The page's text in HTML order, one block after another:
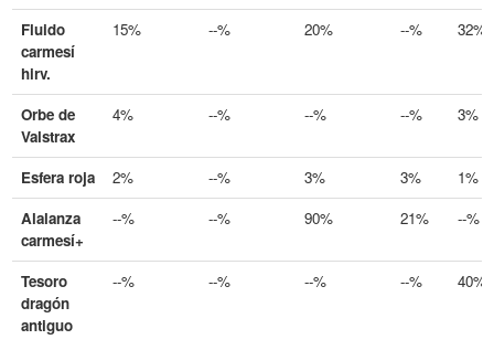
Fluido
carmesí
hirv.
15% --% 20% --% 32%
Orbe de
Valstrax
4% --% --% --% 3%
Esfera roja 2% --% 3% 3%
1%
Alalanza
carmesí+
--% --% 90% 21% --%
Tesoro
dragón
antiguo
--% --% --% --% 40%